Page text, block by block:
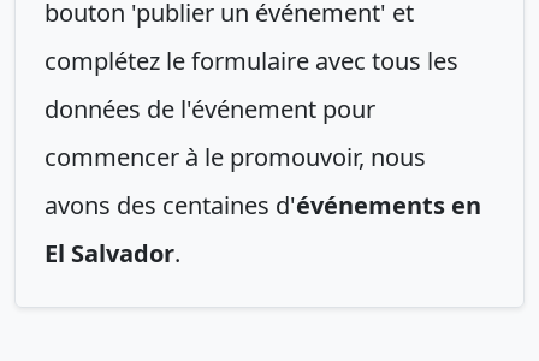
bouton 'publier un événement' et
complétez le formulaire avec tous les
données de l'événement pour
commencer à le promouvoir, nous
avons des centaines d'événements en
El Salvador.